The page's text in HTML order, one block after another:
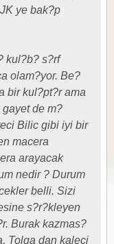
ye bak?p
kul?b? s?rf
olam?yor. Be?
bir kul?pt?r ama
de m?
Bilic gibi iyi bir
macera
arayacak
nedir ? Durum
belli. Sizi
s?r?kleyen
Burak kazmas?
Tolga dan kaleci